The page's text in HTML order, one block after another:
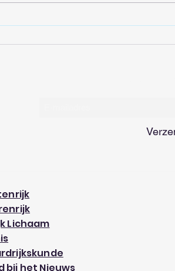
worden ook wel
mensen
Lichaam
bij het Nieuws